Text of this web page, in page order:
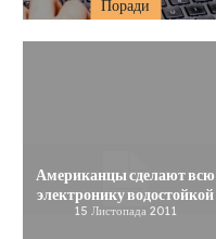
Поради
Американцы сделают всю
электронику водостойкой
15 Листопада 2011